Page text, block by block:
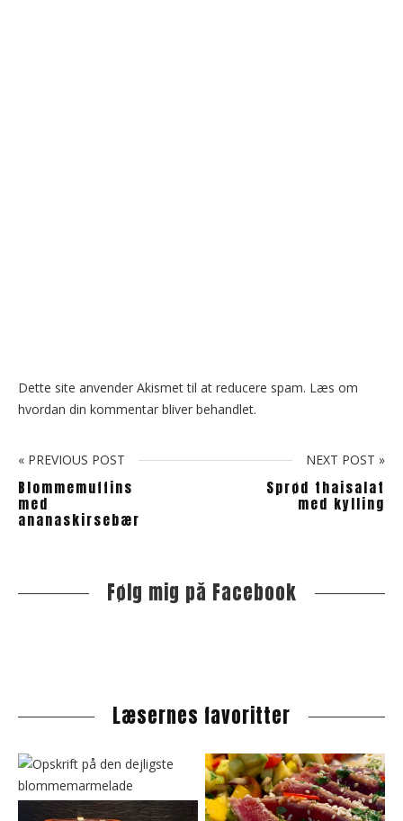
Dette site anvender Akismet til at reducere spam. Læs om
hvordan din kommentar bliver behandlet.
« PREVIOUS POST
Blommemuffins
med
ananaskirsebær
NEXT POST »
Sprød thaisalat
med kylling
S
i
e
b
a
Følg mig på Facebook
Læsernes favoritter